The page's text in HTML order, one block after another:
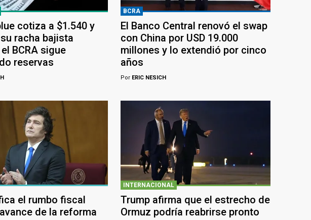
cotiza a $1.540 y
racha bajista
BCRA sigue
reservas
BCRA
El Banco Central renovó el swap
con China por USD 19.000
millones y lo extendió por cinco
años
Por ERIC NESICH
el rumbo fiscal
de la reforma
INTERNACIONAL
Trump afirma que el estrecho de
Ormuz podría reabrirse pronto